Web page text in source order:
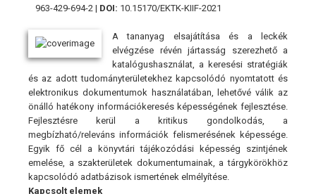
963-429-694-2 | DOI: 10.15170/EKTK-KIIF-2021
A tananyag elsajátítása és a leckék
elvégzése révén jártasság szerezhető a
katalógushasználat, a keresési stratégiák
és az adott tudományterületekhez kapcsolódó nyomtatott és
elektronikus dokumentumok használatában, lehetővé válik az
önálló hatékony információkeresés képességének fejlesztése.
Fejlesztésre kerül a kritikus gondolkodás, a
megbízható/releváns információk felismerésének képessége.
Egyik fő cél a könyvtári tájékozódási képesség szintjének
emelése, a szakterületek dokumentumainak, a tárgykörökhöz
kapcsolódó adatbázisok ismertének elmélyítése.
Kapcsolt elemek